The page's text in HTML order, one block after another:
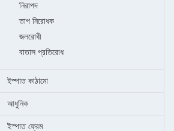
নিরাপদ
তাপ নিরোধক
জলরোধী
বাতাস প্রতিরোধ
ইস্পাত কাঠামো
আধুনিক
ইস্পাত ফ্রেম